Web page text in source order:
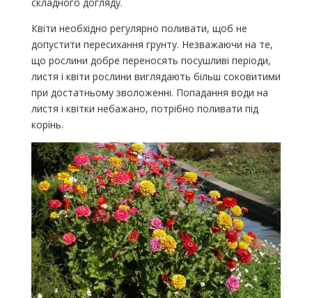
Квіти необхідно регулярно поливати, щоб не
допустити пересихання грунту. Незважаючи на те,
що рослини добре переносять посушливі періоди,
листя і квіти рослини виглядають більш соковитими
при достатньому зволоженні. Попадання води на
листя і квітки небажано, потрібно поливати під
корінь.